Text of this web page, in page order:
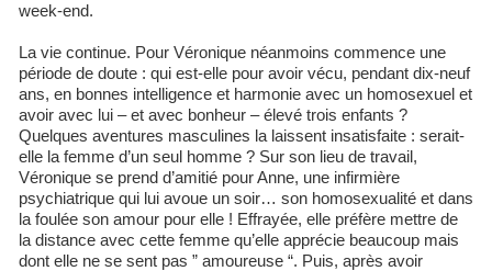
week-end.
La vie continue. Pour Véronique néanmoins commence une
période de doute : qui est-elle pour avoir vécu, pendant dix-neuf
ans, en bonnes intelligence et harmonie avec un homosexuel et
avoir avec lui – et avec bonheur – élevé trois enfants ?
Quelques aventures masculines la laissent insatisfaite : serait-
elle la femme d’un seul homme ? Sur son lieu de travail,
Véronique se prend d’amitié pour Anne, une infirmière
psychiatrique qui lui avoue un soir… son homosexualité et dans
la foulée son amour pour elle ! Effrayée, elle préfère mettre de
la distance avec cette femme qu’elle apprécie beaucoup mais
dont elle ne se sent pas ” amoureuse “. Puis, après avoir